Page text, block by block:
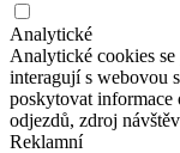
Analytické
Analytické cookies
interagují s webovou
poskytovat informace
odjezdů, zdroj
Reklamní